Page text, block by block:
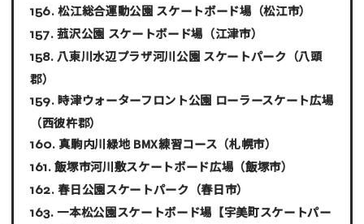
松江総合運動公園 スケートボード場 （松江市）
菰沢公園 スケートボード場 （江津市）
八東川水辺プラザ河川公園 スケートパーク （八頭
郡）
時津ウォーターフロント公園 ローラースケート広場
（西彼杵郡）
真駒内川緑地 BMX練習コース （札幌市）
飯塚市河川敷スケートボード広場 （飯塚市）
春日公園スケートパーク （春日市）
一本松公園スケートボード場【宇美町スケートパー